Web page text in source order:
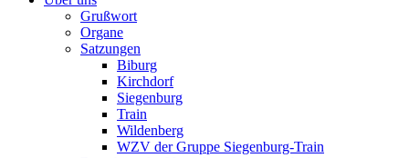
Grußwort
Organe
Satzungen
Biburg
Kirchdorf
Siegenburg
Train
Wildenberg
WZV der Gruppe Siegenburg-Train